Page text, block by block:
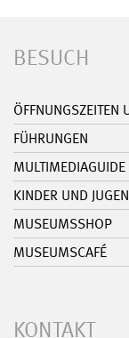
BESUCH
ÖFFNUNGSZEITEN
FÜHRUNGEN
MULTIMEDIAGUIDE
KINDER UND
MUSEUMSSHOP
MUSEUMSCAFÉ
KONTAKT